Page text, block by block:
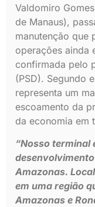
Valdomiro
de Manaus),
manutenção que
operações ainda
confirmada pelo
(PSD). Segundo
representa um
escoamento da
da economia em
“Nosso terminal
Amazonas.
em uma região
Amazonas e